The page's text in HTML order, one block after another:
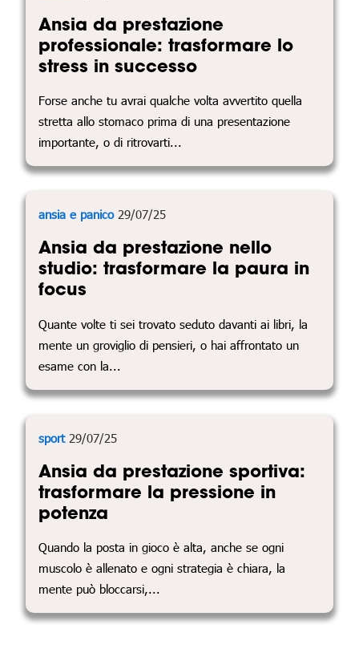
Ansia da prestazione
professionale: trasformare lo
stress in successo
Forse anche tu avrai qualche volta avvertito quella
stretta allo stomaco prima di una presentazione
importante, o di ritrovarti...
ansia e panico29/07/25
Ansia da prestazione nello
studio: trasformare la paura in
focus
Quante volte ti sei trovato seduto davanti ai libri, la
mente un groviglio di pensieri, o hai affrontato un
esame con la...
sport29/07/25
Ansia da prestazione sportiva:
trasformare la pressione in
potenza
Quando la posta in gioco è alta, anche se ogni
muscolo è allenato e ogni strategia è chiara, la
mente può bloccarsi,...